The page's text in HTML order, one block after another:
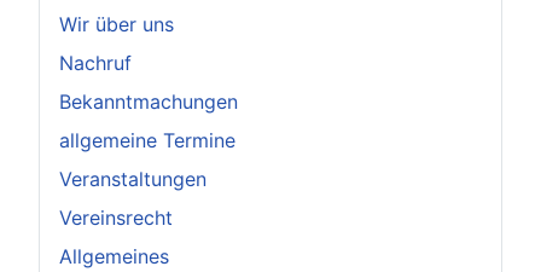
Wir über uns
Nachruf
Bekanntmachungen
allgemeine Termine
Veranstaltungen
Vereinsrecht
Allgemeines